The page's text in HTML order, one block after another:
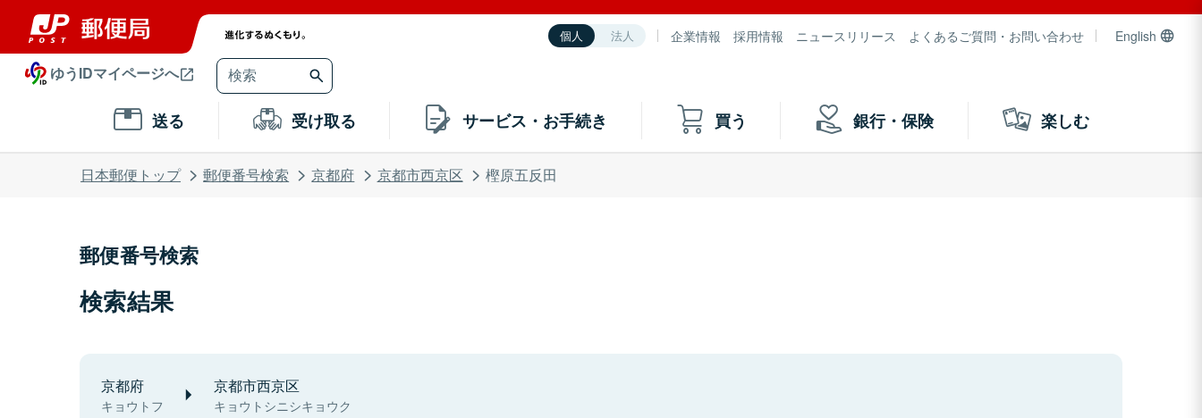
個人 法人 企業情報 採用情報 ニュースリリース よくあるご質問・お問い合わせ English
ゆうIDマイページへ
送る 受け取る サービス・お手続き 買う 銀行・保険 楽しむ
日本郵便トップ 郵便番号検索 京都府 京都市西京区 樫原五反田
郵便番号検索
検索結果
京都府
キョウトフ
京都市西京区
キョウトシニシキョウク